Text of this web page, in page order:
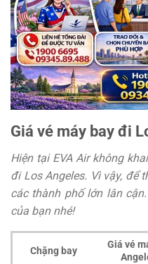
Giá vé máy bay đi
Hiện tại EVA Air không
đi Los Angeles. Vì vậy, để
các thành phố lớn lân
của bạn nhé!
Chặng bay
Giá vé